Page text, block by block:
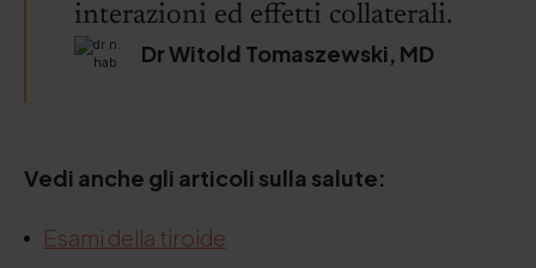
interazioni ed effetti collaterali.
Dr Witold Tomaszewski, MD
Vedi anche gli articoli sulla salute:
Esami della tiroide